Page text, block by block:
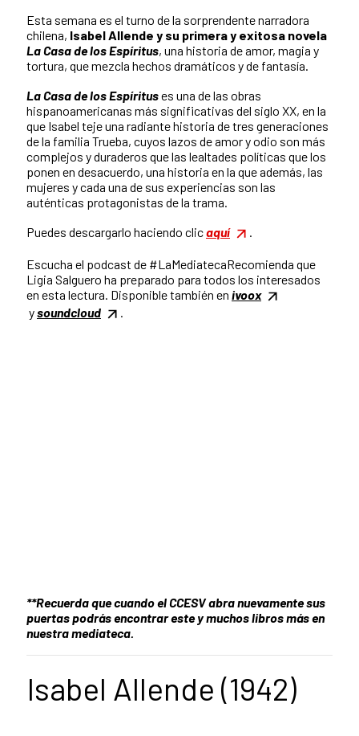
Esta semana es el turno de la sorprendente narradora
chilena, Isabel Allende y su primera y exitosa novela
La Casa de los Espíritus, una historia de amor, magia y
tortura, que mezcla hechos dramáticos y de fantasía.
La Casa de los Espírituses una de las obras
hispanoamericanas más significativas del siglo XX, en la
que Isabel teje una radiante historia de tres generaciones
de la familia Trueba, cuyos lazos de amor y odio son más
complejos y duraderos que las lealtades políticas que los
ponen en desacuerdo, una historia en la que además, las
mujeres y cada una de sus experiencias son las
auténticas protagonistas de la trama.
Puedes descargarlo haciendo clicaquí .
Escucha el podcast de #LaMediatecaRecomienda que
Ligia Salguero ha preparado para todos los interesados
en esta lectura. Disponible también en ivoox
ysoundcloud
**Recuerda que cuando el CCESV abra nuevamente sus
puertas podrás encontrar este y muchos libros más en
nuestra mediateca.
Isabel Allende (1942)